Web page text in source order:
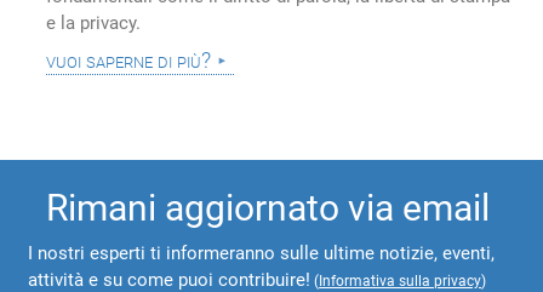
e la privacy.
vuoi saperne di più?
Rimani aggiornato via email
I nostri esperti ti informeranno sulle ultime notizie, eventi,
attività e su come puoi contribuire! (Informativa sulla privacy)